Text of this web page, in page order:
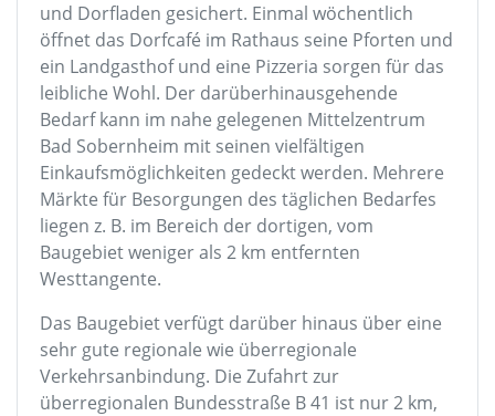
und Dorfladen gesichert. Einmal wöchentlich
öffnet das Dorfcafé im Rathaus seine Pforten und
ein Landgasthof und eine Pizzeria sorgen für das
leibliche Wohl. Der darüberhinausgehende
Bedarf kann im nahe gelegenen Mittelzentrum
Bad Sobernheim mit seinen vielfältigen
Einkaufsmöglichkeiten gedeckt werden. Mehrere
Märkte für Besorgungen des täglichen Bedarfes
liegen z. B. im Bereich der dortigen, vom
Baugebiet weniger als 2 km entfernten
Westtangente.
Das Baugebiet verfügt darüber hinaus über eine
sehr gute regionale wie überregionale
Verkehrsanbindung. Die Zufahrt zur
überregionalen Bundesstraße B 41 ist nur 2 km,